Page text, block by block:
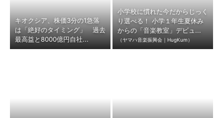
キオクシア、株価3分の1急落
は「絶好のタイミング」 過去
最高益と8000億円自社...
小学校に慣れた今だからじっく
り選べる！ 小学１年生夏休み
からの「音楽教室」デビュ...
（ヤマハ音楽振興会｜HugKum）